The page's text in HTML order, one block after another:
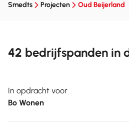
Smedts Projecten Oud Beijerland
42 bedrijfspanden in
In opdracht voor
Bo Wonen